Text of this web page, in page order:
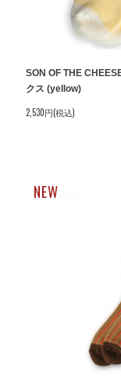
SON OF THE
クス (yellow)
2,530円(税込)
NEW